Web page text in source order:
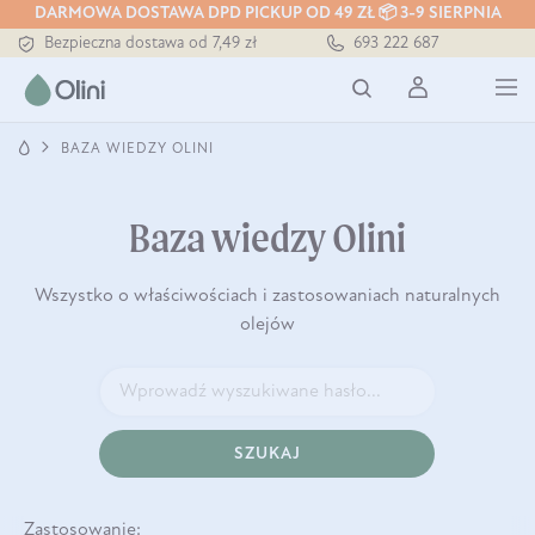
DARMOWA DOSTAWA DPD PICKUP OD 49 ZŁ 📦 3-9 SIERPNIA
Bezpieczna dostawa od 7,49 zł
Darmowa dostawa od 199 zł
Tłoczony zawsze na zimno
693 222 687
BAZA WIEDZY OLINI
Baza wiedzy Olini
Wszystko o właściwościach i zastosowaniach naturalnych
olejów
SZUKAJ
Zastosowanie: